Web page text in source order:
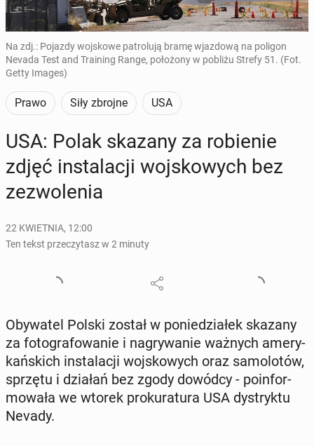
Na zdj.: Pojazdy wojskowe patrolują bramę wjazdową na poligon
Nevada Test and Training Range, położony w pobliżu Strefy 51. (Fot.
Getty Images)
Prawo Siły zbrojne USA
USA: Polak skazany za ro­bie­nie
zdjęć in­sta­la­cji woj­sko­wych bez
ze­zwo­le­nia
22 KWIETNIA, 12:00
Ten tekst przeczytasz w 2 minuty
Oby­wa­tel Polski został w po­nie­dzia­łek skazany
za fo­to­gra­fo­wa­nie i na­gry­wa­nie ważnych ame­ry­
kań­skich in­sta­la­cji woj­sko­wych oraz sa­mo­lo­tów,
sprzętu i działań bez zgody dowódcy - po­in­for­
mo­wa­ła we wtorek pro­ku­ra­tu­ra USA dys­tryk­tu
Nevady.